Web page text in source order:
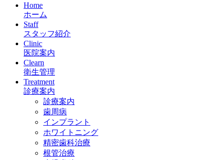
Home
ホーム
Staff
スタッフ紹介
Clinic
医院案内
Clearn
衛生管理
Treatment
診療案内
診療案内
歯周病
インプラント
ホワイトニング
精密歯科治療
根管治療